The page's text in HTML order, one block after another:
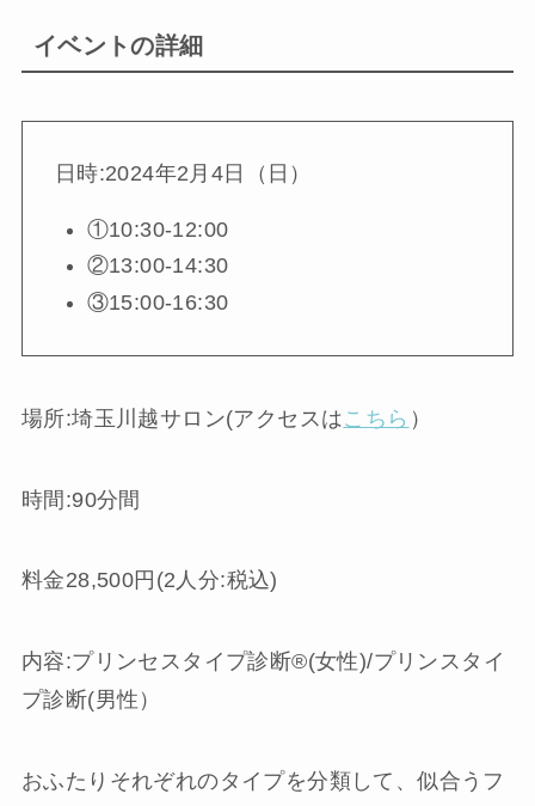
イベントの詳細
日時:2024年2月4日（日）
①10:30-12:00
②13:00-14:30
③15:00-16:30
場所:埼玉川越サロン(アクセスはこちら ）
時間:90分間
料金28,500円(2人分:税込)
内容:プリンセスタイプ診断®︎(女性)/プリンスタイ
プ診断(男性）
おふたりそれぞれのタイプを分類して、似合うフ